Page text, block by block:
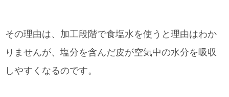
その理由は、加工段階で食塩水を使うと理由はわか
りませんが、塩分を含んだ皮が空気中の水分を吸収
しやすくなるのです。